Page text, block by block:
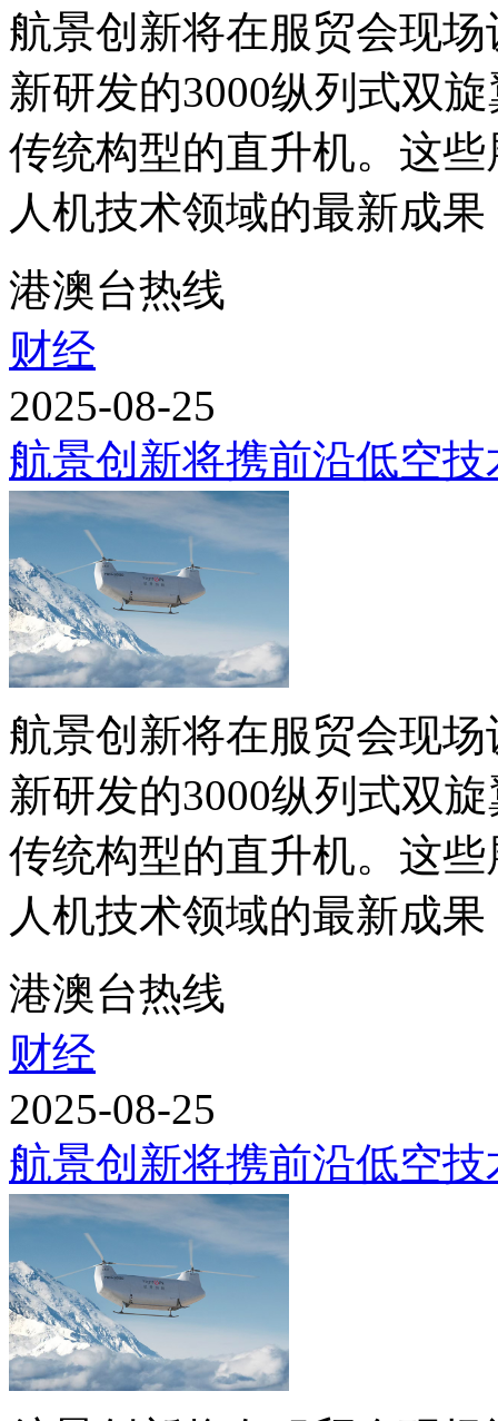
航景创新将在服贸会现
新研发的3000纵列式双
传统构型的直升机。这
人机技术领域的最新成
港澳台热线
财经
2025-08-25
航景创新将携前沿低空
航景创新将在服贸会现
新研发的3000纵列式双
传统构型的直升机。这
人机技术领域的最新成
港澳台热线
财经
2025-08-25
航景创新将携前沿低空